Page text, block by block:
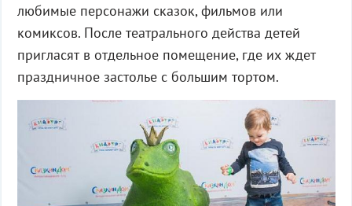
любимые персонажи сказок, фильмов или
комиксов. После театрального действа детей
пригласят в отдельное помещение, где их ждет
праздничное застолье с большим тортом.